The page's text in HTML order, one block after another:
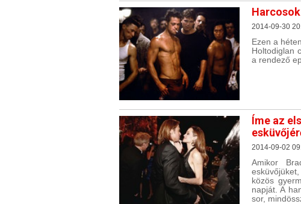
2014-09-30
Ezen a
Holtodiglan
a rendező
Íme az
2014-09-02
Amikor
közös
napját. A
sor,